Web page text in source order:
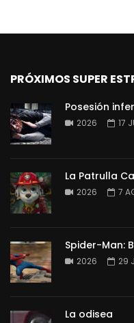
PRÓXIMOS SUPER
Posesión
2026 17
La Patrulla
2026 7
Spider-Man:
2026 29
La odisea